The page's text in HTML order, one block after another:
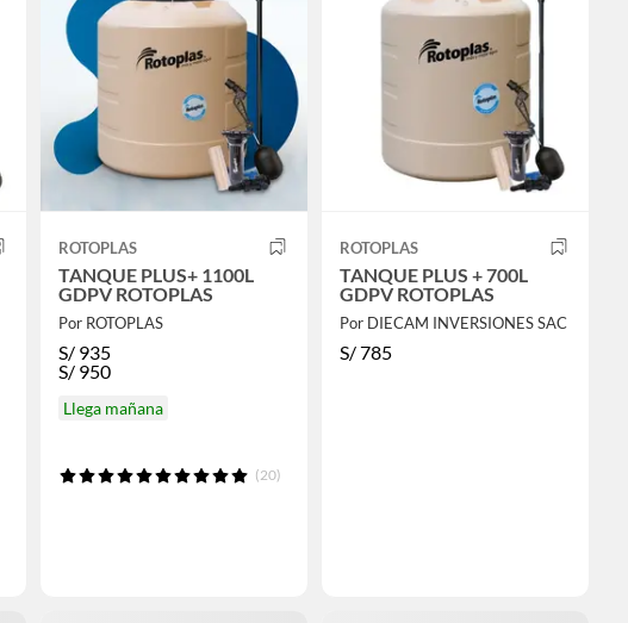
ROTOPLAS
TANQUE PLUS+ 1100L
GDPV ROTOPLAS
Por ROTOPLAS
S/ 935
S/ 950
Llega mañana
(20)
ROTOPLAS
TANQUE PLUS + 700L
GDPV ROTOPLAS
Por DIECAM INVERSIONES SAC
S/785